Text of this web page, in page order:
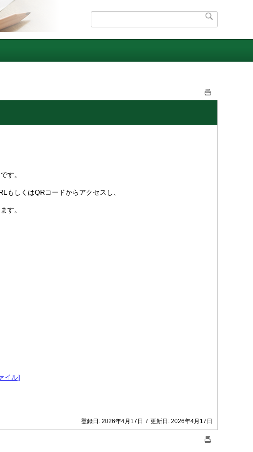
す。
しくはQRコードからアクセスし、
す。
イル]
登録日: 2026年4月17日 / 更新日: 2026年4月17日